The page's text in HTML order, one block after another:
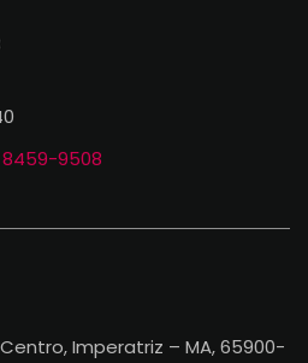
9508
Imperatriz – MA, 65900-